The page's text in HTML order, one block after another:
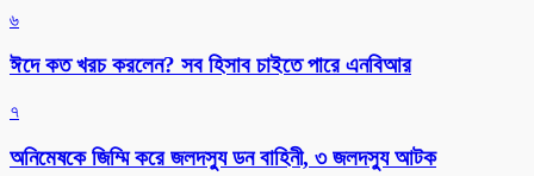
৬
ঈদে কত খরচ করলেন? সব হিসাব চাইতে পারে এনবিআর
৭
অনিমেষকে জিম্মি করে জলদস্যু ডন বাহিনী, ৩ জলদস্যু আটক